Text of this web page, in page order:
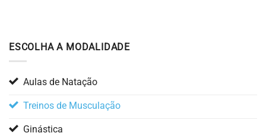
ESCOLHA A MODALIDADE
Aulas de Natação
Treinos de Musculação
Ginástica